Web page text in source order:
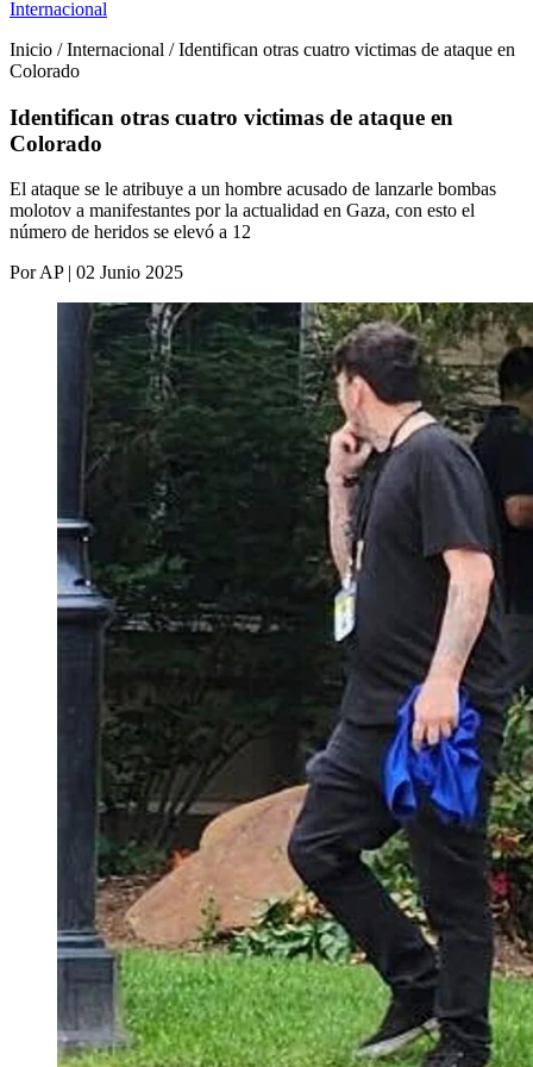
Internacional
Inicio / Internacional / Identifican otras cuatro victimas de ataque en
Colorado
Identifican otras cuatro victimas de ataque en
Colorado
El ataque se le atribuye a un hombre acusado de lanzarle bombas
molotov a manifestantes por la actualidad en Gaza, con esto el
número de heridos se elevó a 12
Por AP | 02 Junio 2025